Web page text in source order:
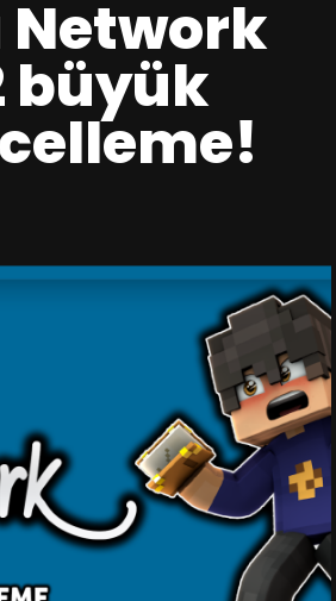
Network
büyük